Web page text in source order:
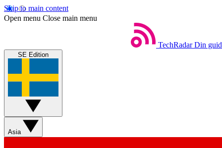
Skip to main content
Open menu Close main menu
TechRadar Din
SE Edition
Asia